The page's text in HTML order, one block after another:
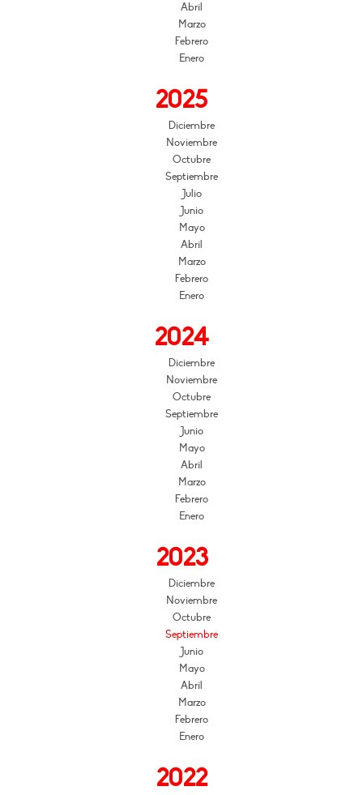
Abril
Marzo
Febrero
Enero
2025
Diciembre
Noviembre
Octubre
Septiembre
Julio
Junio
Mayo
Abril
Marzo
Febrero
Enero
2024
Diciembre
Noviembre
Octubre
Septiembre
Junio
Mayo
Abril
Marzo
Febrero
Enero
2023
Diciembre
Noviembre
Octubre
Septiembre
Junio
Mayo
Abril
Marzo
Febrero
Enero
2022